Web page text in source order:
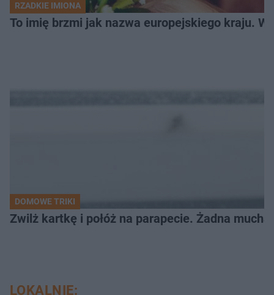
RZADKIE IMIONA
To imię brzmi jak nazwa europejskiego kraju.
DOMOWE TRIKI
Zwilż kartkę i połóż na parapecie. Żadna
LOKALNIE: